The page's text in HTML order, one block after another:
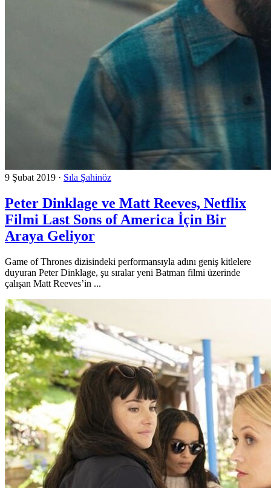
9 Şubat 2019 · Sıla Şahinöz
Peter Dinklage ve Matt Reeves, Netflix
Filmi Last Sons of America İçin Bir
Araya Geliyor
Game of Thrones dizisindeki performansıyla adını geniş kitlelere
duyuran Peter Dinklage, şu sıralar yeni Batman filmi üzerinde
çalışan Matt Reeves’in ...